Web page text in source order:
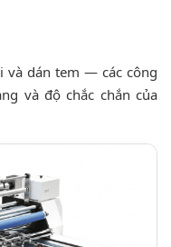
và dán tem — các công
và độ chắc chắn của